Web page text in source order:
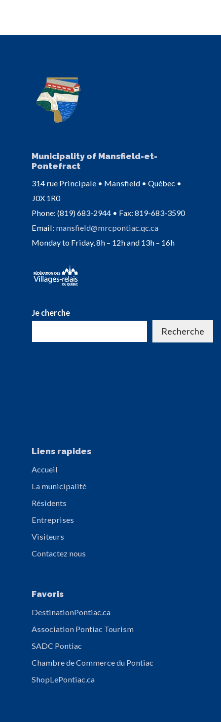
Municipality of Mansfield-et-
Pontefract
314 rue Principale • Mansfield • Québec •
J0X 1R0
Phone: (819) 683-2944 • Fax: 819-683-3590
Email: mansfield@mrcpontiac.qc.ca
Monday to Friday, 8h – 12h and 13h – 16h
Je cherche
Recherche
Liens rapides
Accueil
La municipalité
Résidents
Entreprises
Visiteurs
Contactez nous
Favoris
DestinationPontiac.ca
Association Pontiac Tourism
SADC Pontiac
Chambre de Commerce du Pontiac
ShopLePontiac.ca